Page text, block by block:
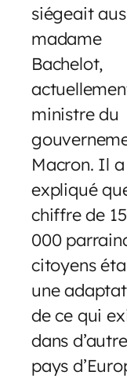
siégeait
madame
Bachelot,
ministre du
Macron. Il a
expliqué
chiffre de
000
citoyens
une
de ce qui
dans
pays